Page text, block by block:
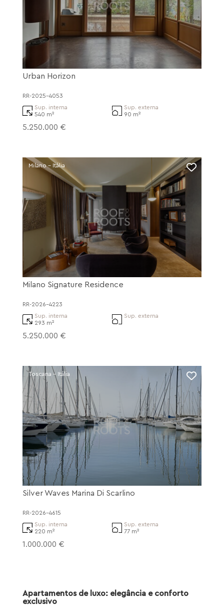
Urban Horizon
RR-2025-4053
Sup. interna
540 m²
Sup. externa
90 m²
5.250.000 €
Milano - Itália
Milano Signature Residence
RR-2026-4223
Sup. interna
293 m²
Sup. externa
5.250.000 €
Toscana - Itália
Silver Waves Marina Di Scarlino
RR-2026-4615
Sup. interna
220 m²
Sup. externa
77 m²
1.000.000 €
Apartamentos de luxo: elegância e conforto
exclusivo